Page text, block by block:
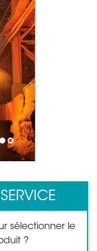
3 4
sélectionner le
?